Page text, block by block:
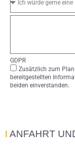
GDPR
Zusätzlich zum
bereitgestellten
beiden einverstanden.
I ANFAHRT